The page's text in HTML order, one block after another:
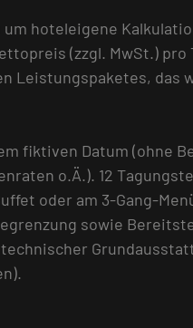
um hoteleigene
(zzgl. MwSt.)
Leistungspaketes, das
fiktiven Datum (ohne
o.Ä.). 12
oder am 3-Gang-
sowie